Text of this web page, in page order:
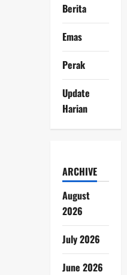
Berita
Emas
Perak
Update
Harian
ARCHIVE
August
2026
July 2026
June 2026